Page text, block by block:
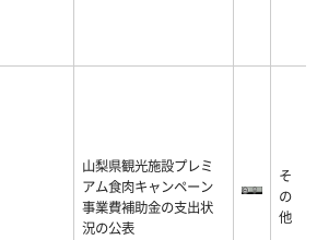
山梨県観光施設プレミ
アム食肉キャンペーン
事業費補助金の支出状
況の公表
そ
の
他